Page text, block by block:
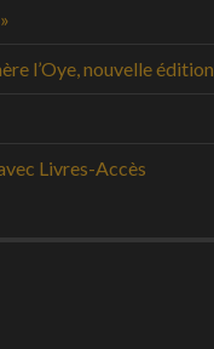
l’Oye, nouvelle édition
Livres-Accès